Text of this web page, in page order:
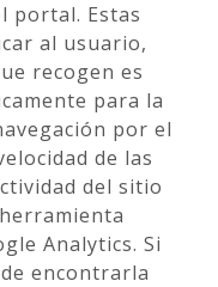
portal. Estas
al usuario,
recogen es
para la
por el
de las
del sitio
Analytics. Si
encontrarla